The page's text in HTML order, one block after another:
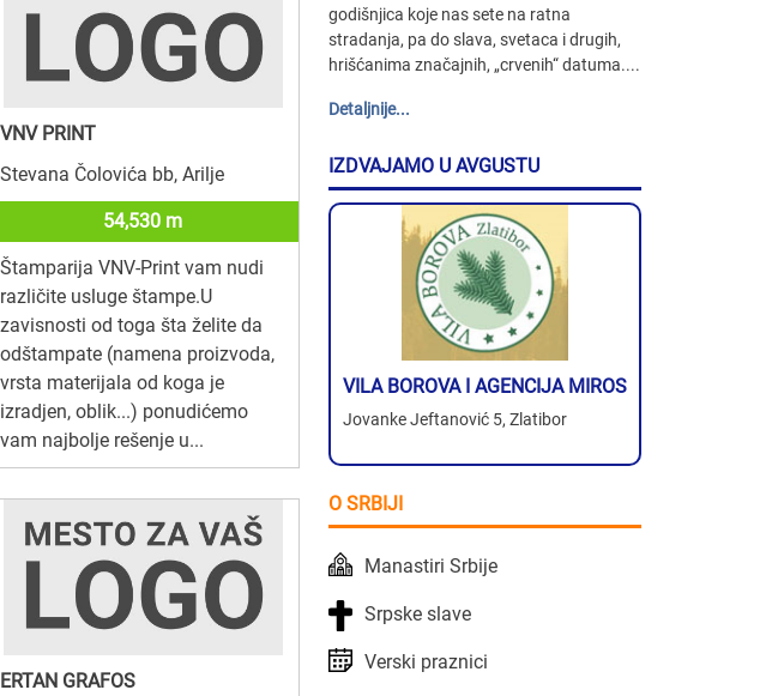
VNV PRINT
Stevana Čolovića bb, Arilje
54,530 m
Štamparija VNV-Print vam nudi
različite usluge štampe.U
zavisnosti od toga šta želite da
odštampate (namena proizvoda,
vrsta materijala od koga je
izradjen, oblik...) ponudićemo
vam najbolje rešenje u...
ERTAN GRAFOS
godišnjica koje nas sete na ratna
stradanja, pa do slava, svetaca i drugih,
hrišćanima značajnih, „crvenih“ datuma....
Detaljnije...
IZDVAJAMO U AVGUSTU
VILA BOROVA I AGENCIJA MIROS
Jovanke Jeftanović 5, Zlatibor
O SRBIJI
Manastiri Srbije
Srpske slave
Verski praznici